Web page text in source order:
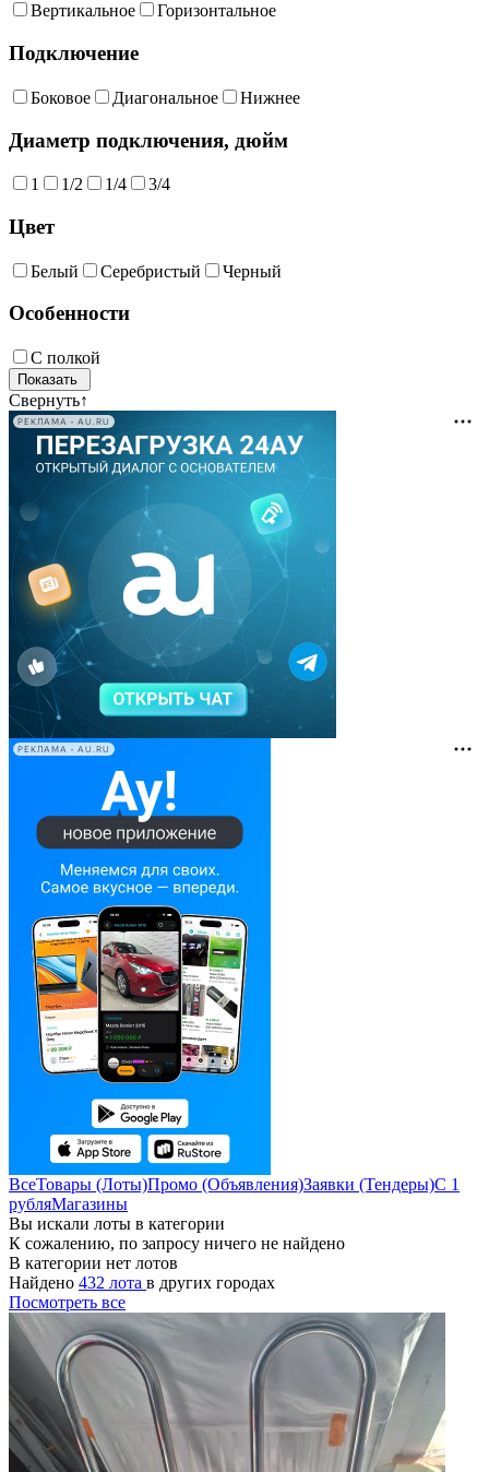
Вертикальное Горизонтальное
Подключение
Боковое Диагональное Нижнее
Диаметр подключения, дюйм
1 1/2 1/4 3/4
Цвет
Белый Серебристый Черный
Особенности
С полкой
Свернуть↑
РЕКЛАМА • AU.RU
РЕКЛАМА • AU.RU
ВсеТовары (Лоты)Промо (Объявления)Заявки (Тендеры)С 1
рубляМагазины
Вы искали лоты в категории
К сожалению, по запросу ничего не найдено
В категории нет лотов
Найдено 432 лота в других городах
Посмотреть все